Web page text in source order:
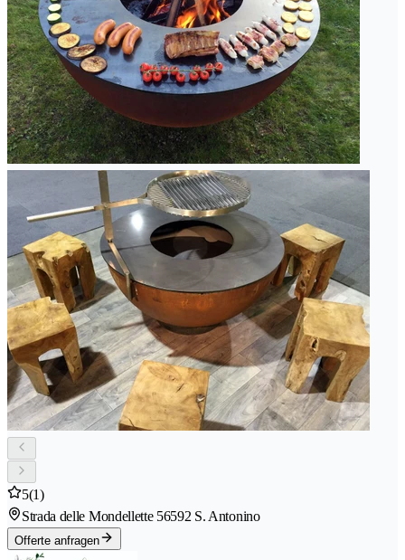
5(1)
Strada delle Mondellette 56592 S. Antonino
Offerte anfragen